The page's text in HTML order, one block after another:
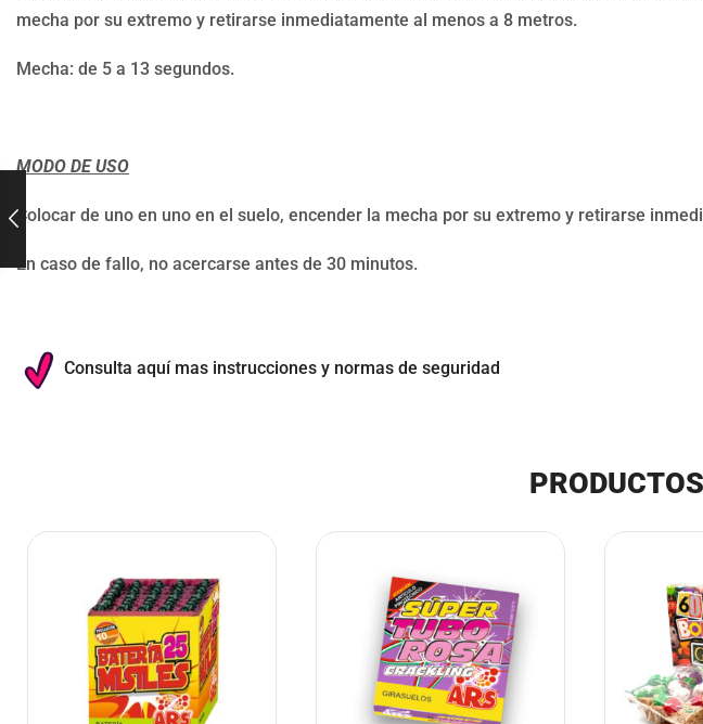
mecha por su extremo y retirarse inmediatamente al menos a 8 metros.
Mecha: de 5 a 13 segundos.
MODO DE USO
Colocar de uno en uno en el suelo, encender la mecha por su extremo y retirarse
En caso de fallo, no acercarse antes de 30 minutos.
Consulta aquí mas instrucciones y normas de seguridad